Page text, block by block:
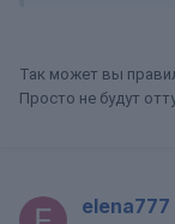
Так может вы
Просто не будут
elena777